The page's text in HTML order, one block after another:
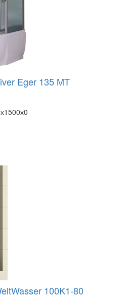
Eger 135 MT
100K1-80